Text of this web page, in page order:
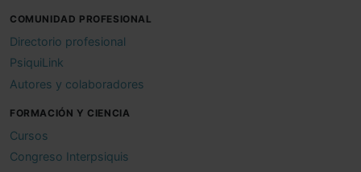
COMUNIDAD PROFESIONAL
Directorio profesional
PsiquiLink
Autores y colaboradores
FORMACIÓN Y CIENCIA
Cursos
Congreso Interpsiquis